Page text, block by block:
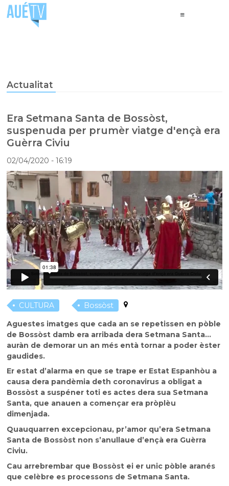
Actualitat
Era Setmana Santa de Bossòst,
suspenuda per prumèr viatge d'ençà era
Guèrra Civiu
02/04/2020- 16:19
CULTURA
Bossòst
Aguestes imatges que cada an se repetissen en pòble
de Bossòst damb era arribada dera Setmana Santa…
auràn de demorar un an més entà tornar a poder èster
gaudides.
Er estat d’alarma en que se trape er Estat Espanhòu a
causa dera pandèmia deth coronavirus a obligat a
Bossòst a suspéner toti es actes dera sua Setmana
Santa, que anauen a començar era pròplèu
dimenjada.
Quauquarren excepcionau, pr’amor qu’era Setmana
Santa de Bossòst non s’anullaue d’ençà era Guèrra
Civiu.
Cau arrebrembar que Bossòst ei er unic pòble aranés
que celèbre es processons de Setmana Santa.